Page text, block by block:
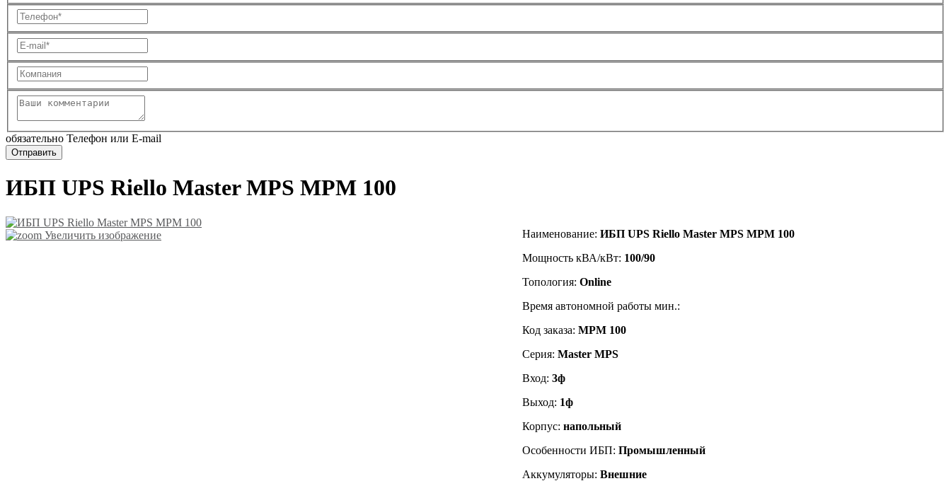
обязательно Телефон или E-mail
ИБП UPS Riello Master MPS MPM 100
Увеличить изображение Наименование:ИБП UPS Riello Master MPS MPM 100
Мощность кВА/кВт: 100/90
Топология:Online
Время автономной работы мин.:
Код заказа:MPM 100
Серия:Master MPS
Вход:3ф
Выход: 1ф
Корпус: напольный
Особенности ИБП:Промышленный
Аккумуляторы:Внешние